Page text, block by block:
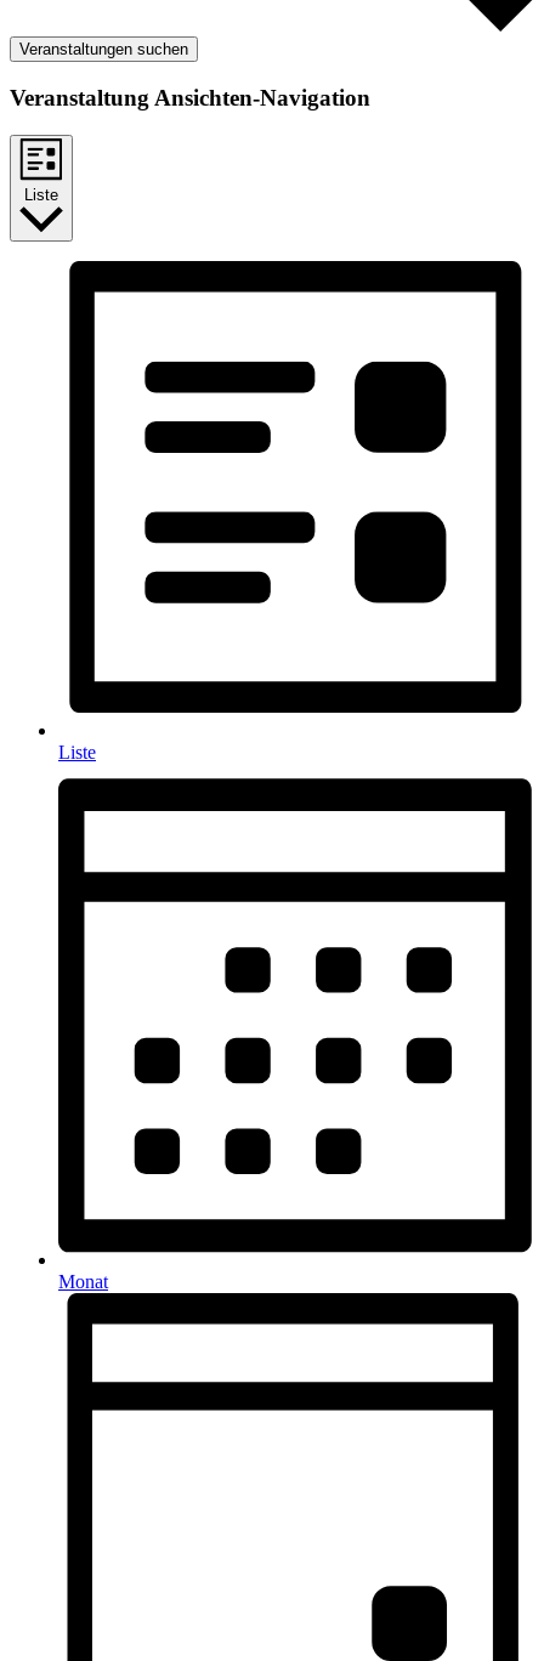
Veranstaltungen suchen
Veranstaltung Ansichten-Navigation
Liste
Liste
Monat